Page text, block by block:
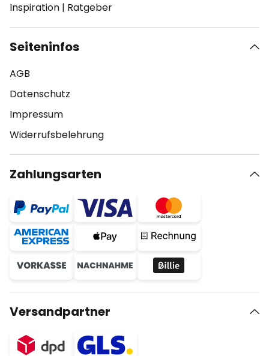
Inspiration | Ratgeber
Seiteninfos
AGB
Datenschutz
Impressum
Widerrufsbelehrung
Zahlungsarten
Versandpartner